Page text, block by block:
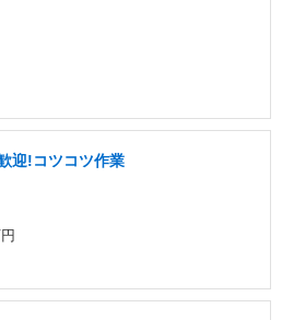
迎!コツコツ作業